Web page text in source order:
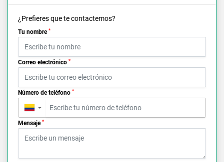
¿Prefieres que te contactemos?
Tu nombre *
Correo electrónico *
Número de teléfono *
▼
Mensaje *